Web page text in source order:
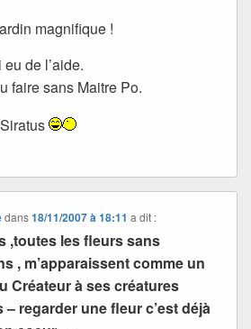
magnifique !
de l’aide.
faire sans Maitre Po.
dans18/11/2007 à 18:11 a dit :
,toutes les fleurs sans
, m’apparaissent comme un
Créateur à ses créatures
– regarder une fleur c’est déjà